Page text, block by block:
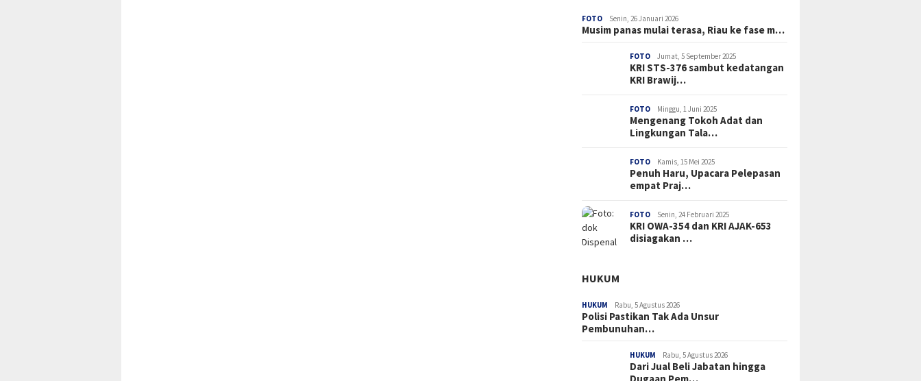
FOTO Senin, 26 Januari 2026
Musim panas mulai terasa, Riau ke fase m…
FOTO Jumat, 5 September 2025
KRI STS-376 sambut kedatangan
KRI Brawij…
FOTO Minggu, 1 Juni 2025
Mengenang Tokoh Adat dan
Lingkungan Tala…
FOTO Kamis, 15 Mei 2025
Penuh Haru, Upacara Pelepasan
empat Praj…
FOTO Senin, 24 Februari 2025
KRI OWA-354 dan KRI AJAK-653
disiagakan …
HUKUM
HUKUM Rabu, 5 Agustus 2026
Polisi Pastikan Tak Ada Unsur
Pembunuhan…
HUKUM Rabu, 5 Agustus 2026
Dari Jual Beli Jabatan hingga